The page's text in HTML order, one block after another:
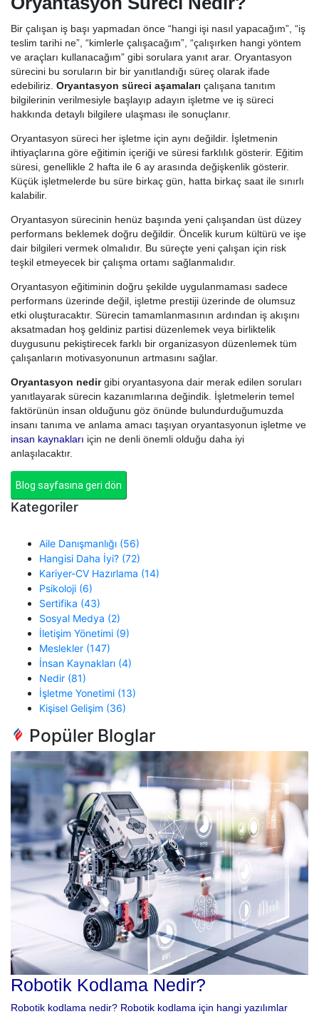
Bir çalışan iş başı yapmadan önce “hangi işi nasıl yapacağım”, “iş
teslim tarihi ne”, “kimlerle çalışacağım”, “çalışırken hangi yöntem
ve araçları kullanacağım” gibi sorulara yanıt arar. Oryantasyon
sürecini bu soruların bir bir yanıtlandığı süreç olarak ifade
edebiliriz. Oryantasyon süreci aşamaları çalışana tanıtım
bilgilerinin verilmesiyle başlayıp adayın işletme ve iş süreci
hakkında detaylı bilgilere ulaşması ile sonuçlanır.
Oryantasyon süreci her işletme için aynı değildir. İşletmenin
ihtiyaçlarına göre eğitimin içeriği ve süresi farklılık gösterir. Eğitim
süresi, genellikle 2 hafta ile 6 ay arasında değişkenlik gösterir.
Küçük işletmelerde bu süre birkaç gün, hatta birkaç saat ile sınırlı
kalabilir.
Oryantasyon sürecinin henüz başında yeni çalışandan üst düzey
performans beklemek doğru değildir. Öncelik kurum kültürü ve işe
dair bilgileri vermek olmalıdır. Bu süreçte yeni çalışan için risk
teşkil etmeyecek bir çalışma ortamı sağlanmalıdır.
Oryantasyon eğitiminin doğru şekilde uygulanmaması sadece
performans üzerinde değil, işletme prestiji üzerinde de olumsuz
etki oluşturacaktır. Sürecin tamamlanmasının ardından iş akışını
aksatmadan hoş geldiniz partisi düzenlemek veya birliktelik
duygusunu pekiştirecek farklı bir organizasyon düzenlemek tüm
çalışanların motivasyonunun artmasını sağlar.
Oryantasyon nedirgibi oryantasyona dair merak edilen soruları
yanıtlayarak sürecin kazanımlarına değindik. İşletmelerin temel
faktörünün insan olduğunu göz önünde bulundurduğumuzda
insanı tanıma ve anlama amacı taşıyan oryantasyonun işletme ve
insan kaynakları için ne denli önemli olduğu daha iyi
anlaşılacaktır.
Blog sayfasına geri dön
Kategoriler
Aile Danışmanlığı (56)
Hangisi Daha İyi? (72)
Kariyer-CV Hazırlama (14)
Psikoloji (6)
Sertifika (43)
Sosyal Medya (2)
İletişim Yönetimi (9)
Meslekler (147)
İnsan Kaynakları (4)
Nedir (81)
İşletme Yonetimi (13)
Kişisel Gelişim (36)
Popüler Bloglar
Robotik Kodlama Nedir?
Robotik kodlama nedir? Robotik kodlama için hangi yazılımlar